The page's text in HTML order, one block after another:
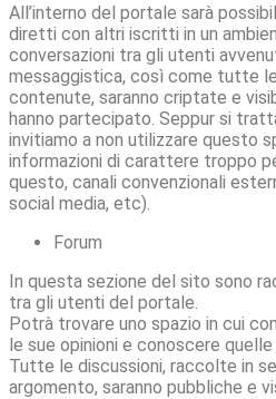
All’interno del portale sarà
diretti con altri iscritti in un
conversazioni tra gli utenti
messaggistica, così come tutte
contenute, saranno criptate e
hanno partecipato. Seppur si
invitiamo a non utilizzare questo
informazioni di carattere troppo
questo, canali convenzionali
social media, etc).
Forum
In questa sezione del sito sono
tra gli utenti del portale.
Potrà trovare uno spazio in cui
le sue opinioni e conoscere
Tutte le discussioni, raccolte in
argomento, saranno pubbliche e